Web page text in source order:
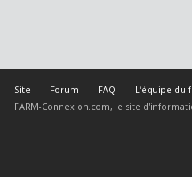
Site Forum FAQ L’équipe du
FARM-Connexion.com, le site